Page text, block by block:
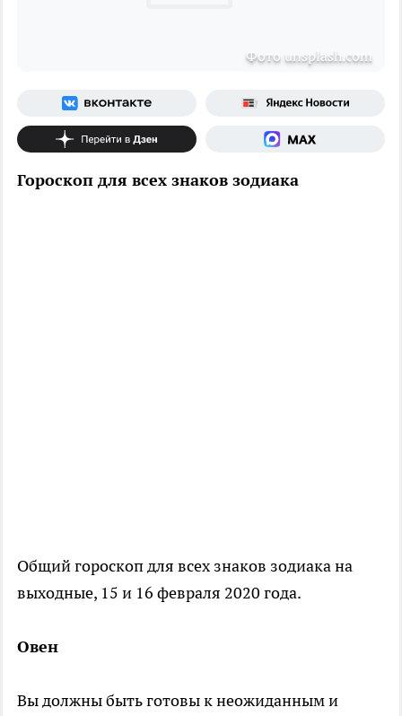
Фото unsplash.com
Гороскоп для всех знаков зодиака
Общий гороскоп для всех знаков зодиака на
выходные, 15 и 16 февраля 2020 года.
Овен
Вы должны быть готовы к неожиданным и